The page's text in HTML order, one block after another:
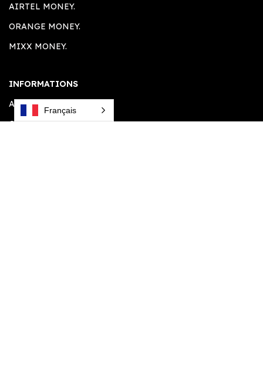
AIRTEL MONEY.
ORANGE MONEY.
MIXX MONEY.
INFORMATIONS
A PROPOS.
CONTACT.
Français